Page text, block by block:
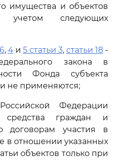
имущества и объектов
учетом следующих
, 4и 5 статьи 3, статьи 18-
закона в
Фонда субъекта
не применяются;
Федерации
средства граждан и
договорам участия в
в отношении указанных
объектов только при